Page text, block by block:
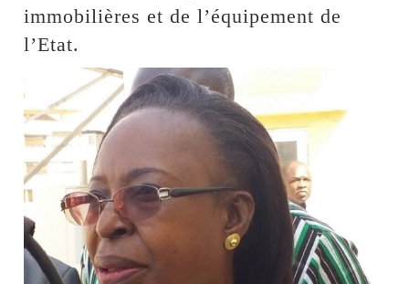
immobilières et de l’équipement de
l’Etat.